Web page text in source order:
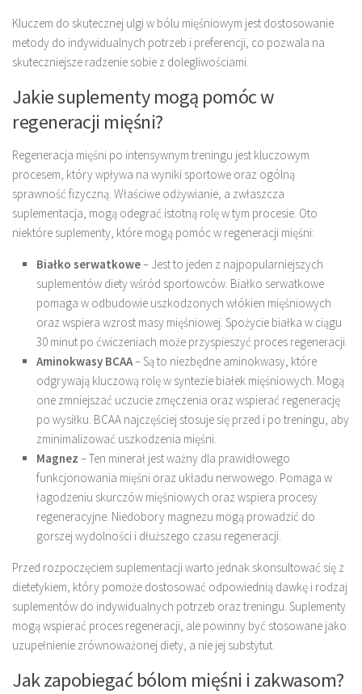
Kluczem do skutecznej ulgi w bólu mięśniowym jest dostosowanie
metody do indywidualnych potrzeb i preferencji, co pozwala na
skuteczniejsze radzenie sobie z dolegliwościami.
Jakie suplementy mogą pomóc w
regeneracji mięśni?
Regeneracja mięśni po intensywnym treningu jest kluczowym
procesem, który wpływa na wyniki sportowe oraz ogólną
sprawność fizyczną. Właściwe odżywianie, a zwłaszcza
suplementacja, mogą odegrać istotną rolę w tym procesie. Oto
niektóre suplementy, które mogą pomóc w regeneracji mięśni:
Białko serwatkowe– Jest to jeden z najpopularniejszych
suplementów diety wśród sportowców. Białko serwatkowe
pomaga w odbudowie uszkodzonych włókien mięśniowych
oraz wspiera wzrost masy mięśniowej. Spożycie białka w ciągu
30 minut po ćwiczeniach może przyspieszyć proces regeneracji.
Aminokwasy BCAA– Są to niezbędne aminokwasy, które
odgrywają kluczową rolę w syntezie białek mięśniowych. Mogą
one zmniejszać uczucie zmęczenia oraz wspierać regenerację
po wysiłku. BCAA najczęściej stosuje się przed i po treningu, aby
zminimalizować uszkodzenia mięśni.
Magnez – Ten minerał jest ważny dla prawidłowego
funkcjonowania mięśni oraz układu nerwowego. Pomaga w
łagodzeniu skurczów mięśniowych oraz wspiera procesy
regeneracyjne. Niedobory magnezu mogą prowadzić do
gorszej wydolności i dłuższego czasu regeneracji.
Przed rozpoczęciem suplementacji warto jednak skonsultować się z
dietetykiem, który pomoże dostosować odpowiednią dawkę i rodzaj
suplementów do indywidualnych potrzeb oraz treningu. Suplementy
mogą wspierać proces regeneracji, ale powinny być stosowane jako
uzupełnienie zrównoważonej diety, a nie jej substytut.
Jak zapobiegać bólom mięśni i zakwasom?